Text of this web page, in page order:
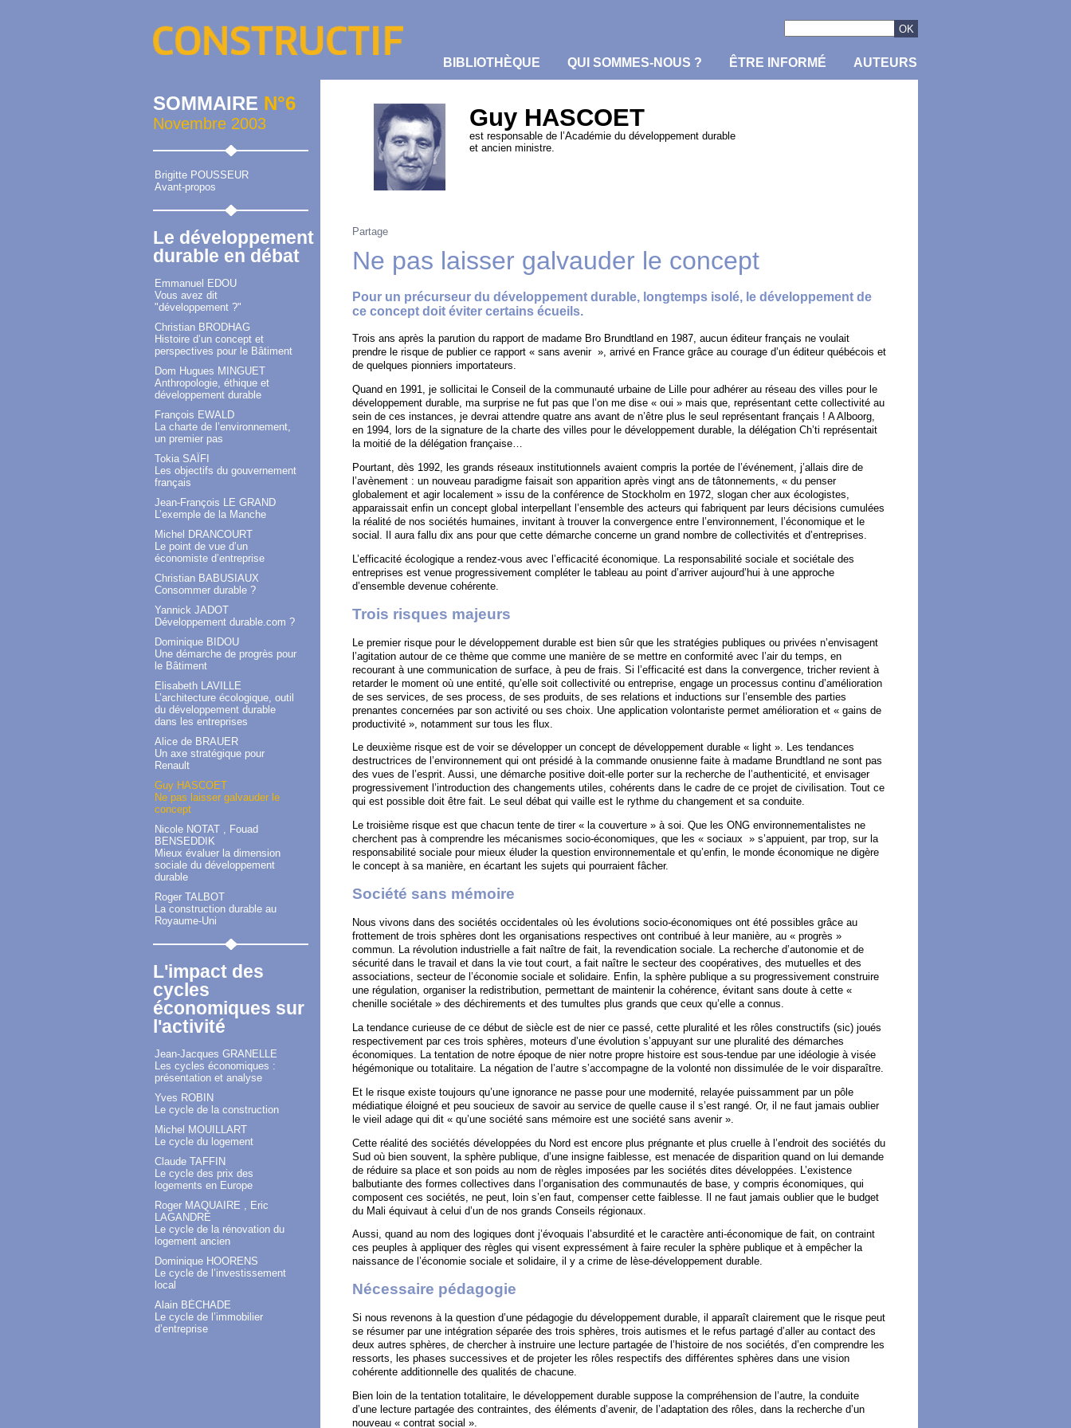
BIBLIOTHÈQUE QUI SOMMES-NOUS ? ÊTRE INFORMÉ AUTEURS
SOMMAIRE N°6
Novembre 2003
Brigitte POUSSEUR
Avant-propos
Le développement
durable en débat
Emmanuel EDOU
Vous avez dit
"développement ?"
Christian BRODHAG
Histoire d’un concept et
perspectives pour le Bâtiment
Dom Hugues MINGUET
Anthropologie, éthique et
développement durable
François EWALD
La charte de l’environnement,
un premier pas
Tokia SAÏFI
Les objectifs du gouvernement
français
Jean-François LE GRAND
L’exemple de la Manche
Michel DRANCOURT
Le point de vue d’un
économiste d’entreprise
Christian BABUSIAUX
Consommer durable ?
Yannick JADOT
Développement durable.com ?
Dominique BIDOU
Une démarche de progrès pour
le Bâtiment
Elisabeth LAVILLE
L’architecture écologique, outil
du développement durable
dans les entreprises
Alice de BRAUER
Un axe stratégique pour
Renault
Guy HASCOET
Ne pas laisser galvauder le
concept
Nicole NOTAT , Fouad
BENSEDDIK
Mieux évaluer la dimension
sociale du développement
durable
Roger TALBOT
La construction durable au
Royaume-Uni
L'impact des
cycles
économiques sur
l'activité
Jean-Jacques GRANELLE
Les cycles économiques :
présentation et analyse
Yves ROBIN
Le cycle de la construction
Michel MOUILLART
Le cycle du logement
Claude TAFFIN
Le cycle des prix des
logements en Europe
Roger MAQUAIRE , Eric
LAGANDRÉ
Le cycle de la rénovation du
logement ancien
Dominique HOORENS
Le cycle de l’investissement
local
Alain BÉCHADE
Le cycle de l’immobilier
d’entreprise
Guy HASCOET
est responsable de l’Académie du développement durable
et ancien ministre.
Partage
Ne pas laisser galvauder le concept
Pour un précurseur du développement durable, longtemps isolé, le développement de
ce concept doit éviter certains écueils.
Trois ans après la parution du rapport de madame Bro Brundtland en 1987, aucun éditeur français ne voulait
prendre le risque de publier ce rapport « sans avenir », arrivé en France grâce au courage d’un éditeur québécois et
de quelques pionniers importateurs.
Quand en 1991, je sollicitai le Conseil de la communauté urbaine de Lille pour adhérer au réseau des villes pour le
développement durable, ma surprise ne fut pas que l’on me dise « oui » mais que, représentant cette collectivité au
sein de ces instances, je devrai attendre quatre ans avant de n’être plus le seul représentant français ! A Alboorg,
en 1994, lors de la signature de la charte des villes pour le développement durable, la délégation Ch’ti représentait
la moitié de la délégation française…
Pourtant, dès 1992, les grands réseaux institutionnels avaient compris la portée de l’événement, j’allais dire de
l’avènement : un nouveau paradigme faisait son apparition après vingt ans de tâtonnements, « du penser
globalement et agir localement » issu de la conférence de Stockholm en 1972, slogan cher aux écologistes,
apparaissait enfin un concept global interpellant l’ensemble des acteurs qui fabriquent par leurs décisions cumulées
la réalité de nos sociétés humaines, invitant à trouver la convergence entre l’environnement, l’économique et le
social. Il aura fallu dix ans pour que cette démarche concerne un grand nombre de collectivités et d’entreprises.
L’efficacité écologique a rendez-vous avec l’efficacité économique. La responsabilité sociale et sociétale des
entreprises est venue progressivement compléter le tableau au point d’arriver aujourd’hui à une approche
d’ensemble devenue cohérente.
Trois risques majeurs
Le premier risque pour le développement durable est bien sûr que les stratégies publiques ou privées n’envisagent
l’agitation autour de ce thème que comme une manière de se mettre en conformité avec l’air du temps, en
recourant à une communication de surface, à peu de frais. Si l’efficacité est dans la convergence, tricher revient à
retarder le moment où une entité, qu’elle soit collectivité ou entreprise, engage un processus continu d’amélioration
de ses services, de ses process, de ses produits, de ses relations et inductions sur l’ensemble des parties
prenantes concernées par son activité ou ses choix. Une application volontariste permet amélioration et « gains de
productivité », notamment sur tous les flux.
Le deuxième risque est de voir se développer un concept de développement durable « light ». Les tendances
destructrices de l’environnement qui ont présidé à la commande onusienne faite à madame Brundtland ne sont pas
des vues de l’esprit. Aussi, une démarche positive doit-elle porter sur la recherche de l’authenticité, et envisager
progressivement l’introduction des changements utiles, cohérents dans le cadre de ce projet de civilisation. Tout ce
qui est possible doit être fait. Le seul débat qui vaille est le rythme du changement et sa conduite.
Le troisième risque est que chacun tente de tirer « la couverture » à soi. Que les ONG environnementalistes ne
cherchent pas à comprendre les mécanismes socio-économiques, que les « sociaux » s’appuient, par trop, sur la
responsabilité sociale pour mieux éluder la question environnementale et qu’enfin, le monde économique ne digère
le concept à sa manière, en écartant les sujets qui pourraient fâcher.
Société sans mémoire
Nous vivons dans des sociétés occidentales où les évolutions socio-économiques ont été possibles grâce au
frottement de trois sphères dont les organisations respectives ont contribué à leur manière, au « progrès »
commun. La révolution industrielle a fait naître de fait, la revendication sociale. La recherche d’autonomie et de
sécurité dans le travail et dans la vie tout court, a fait naître le secteur des coopératives, des mutuelles et des
associations, secteur de l’économie sociale et solidaire. Enfin, la sphère publique a su progressivement construire
une régulation, organiser la redistribution, permettant de maintenir la cohérence, évitant sans doute à cette «
chenille sociétale » des déchirements et des tumultes plus grands que ceux qu’elle a connus.
La tendance curieuse de ce début de siècle est de nier ce passé, cette pluralité et les rôles constructifs (sic) joués
respectivement par ces trois sphères, moteurs d’une évolution s’appuyant sur une pluralité des démarches
économiques. La tentation de notre époque de nier notre propre histoire est sous-tendue par une idéologie à visée
hégémonique ou totalitaire. La négation de l’autre s’accompagne de la volonté non dissimulée de le voir disparaître.
Et le risque existe toujours qu’une ignorance ne passe pour une modernité, relayée puissamment par un pôle
médiatique éloigné et peu soucieux de savoir au service de quelle cause il s’est rangé. Or, il ne faut jamais oublier
le vieil adage qui dit « qu’une société sans mémoire est une société sans avenir ».
Cette réalité des sociétés développées du Nord est encore plus prégnante et plus cruelle à l’endroit des sociétés du
Sud où bien souvent, la sphère publique, d’une insigne faiblesse, est menacée de disparition quand on lui demande
de réduire sa place et son poids au nom de règles imposées par les sociétés dites développées. L’existence
balbutiante des formes collectives dans l’organisation des communautés de base, y compris économiques, qui
composent ces sociétés, ne peut, loin s’en faut, compenser cette faiblesse. Il ne faut jamais oublier que le budget
du Mali équivaut à celui d’un de nos grands Conseils régionaux.
Aussi, quand au nom des logiques dont j’évoquais l’absurdité et le caractère anti-économique de fait, on contraint
ces peuples à appliquer des règles qui visent expressément à faire reculer la sphère publique et à empêcher la
naissance de l’économie sociale et solidaire, il y a crime de lèse-développement durable.
Nécessaire pédagogie
Si nous revenons à la question d’une pédagogie du développement durable, il apparaît clairement que le risque peut
se résumer par une intégration séparée des trois sphères, trois autismes et le refus partagé d’aller au contact des
deux autres sphères, de chercher à instruire une lecture partagée de l’histoire de nos sociétés, d’en comprendre les
ressorts, les phases successives et de projeter les rôles respectifs des différentes sphères dans une vision
cohérente additionnelle des qualités de chacune.
Bien loin de la tentation totalitaire, le développement durable suppose la compréhension de l’autre, la conduite
d’une lecture partagée des contraintes, des éléments d’avenir, de l’adaptation des rôles, dans la recherche d’un
nouveau « contrat social ».